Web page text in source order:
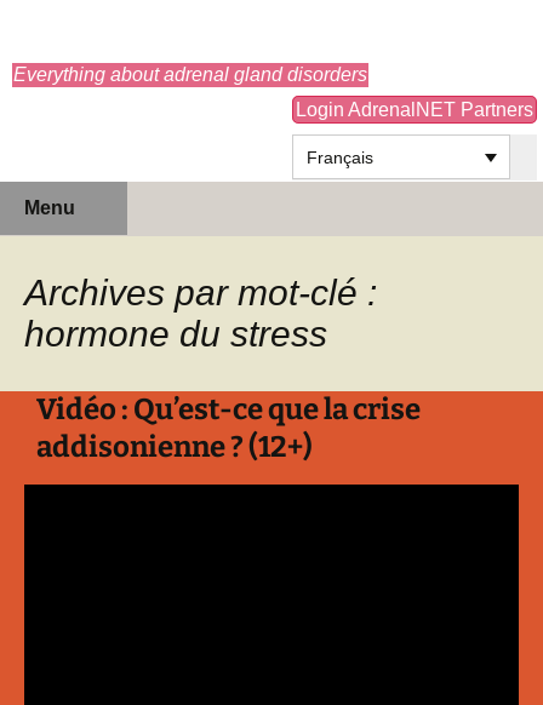
Everything about adrenal gland disorders
Login AdrenalNET Partners
Français
Menu
Archives par mot-clé :
hormone du stress
Vidéo : Qu’est-ce que la crise
addisonienne ? (12+)